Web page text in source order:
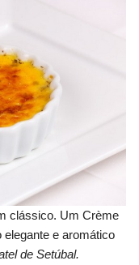
clássico. Um Crème
elegante e aromático
de Setúbal.